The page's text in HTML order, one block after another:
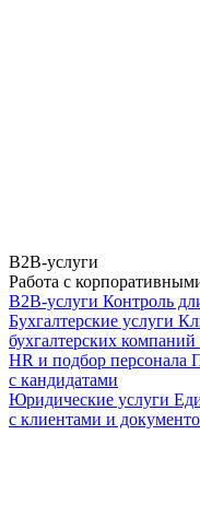
B2B-услуги
Работа с
B2B-услуги Контроль
Бухгалтерские услуги
бухгалтерских
HR и подбор персонала
с кандидатами
Юридические услуги
с клиентами и